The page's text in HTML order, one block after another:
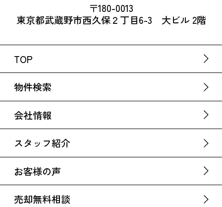
〒180-0013
東京都武蔵野市西久保２丁目6-3 大ビル 2階
TOP
物件検索
会社情報
スタッフ紹介
お客様の声
売却無料相談